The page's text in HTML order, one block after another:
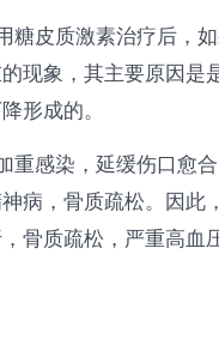
糖皮质激素治疗后，
现象，其主要原因是
形成的。
重感染，延缓伤口愈
病，骨质疏松。因此
骨质疏松，严重高血